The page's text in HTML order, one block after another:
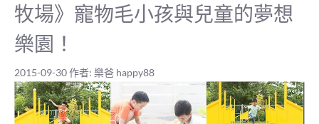
牧場》寵物毛小孩與兒童的夢想
樂園！
2015-09-30作者: 樂爸 happy88